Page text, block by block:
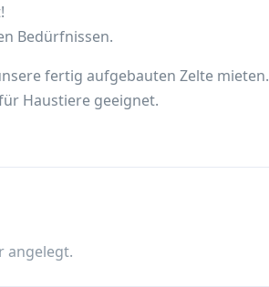
Bedürfnissen.
fertig aufgebauten Zelte mieten.
Haustiere geeignet.
angelegt.